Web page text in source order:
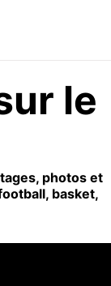
le
photos et
basket,